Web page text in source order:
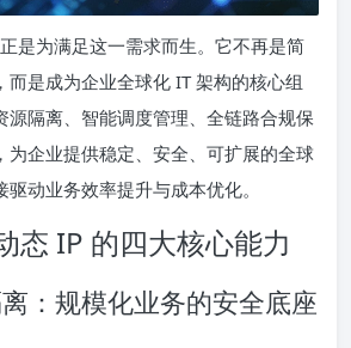
是为满足这一需求而生。它不再是简
而是成为企业全球化 IT 架构的核心组
源隔离、智能调度管理、全链路合规保
为企业提供稳定、安全、可扩展的全球
动业务效率提升与成本优化。
态 IP 的四大核心能力
：规模化业务的安全底座